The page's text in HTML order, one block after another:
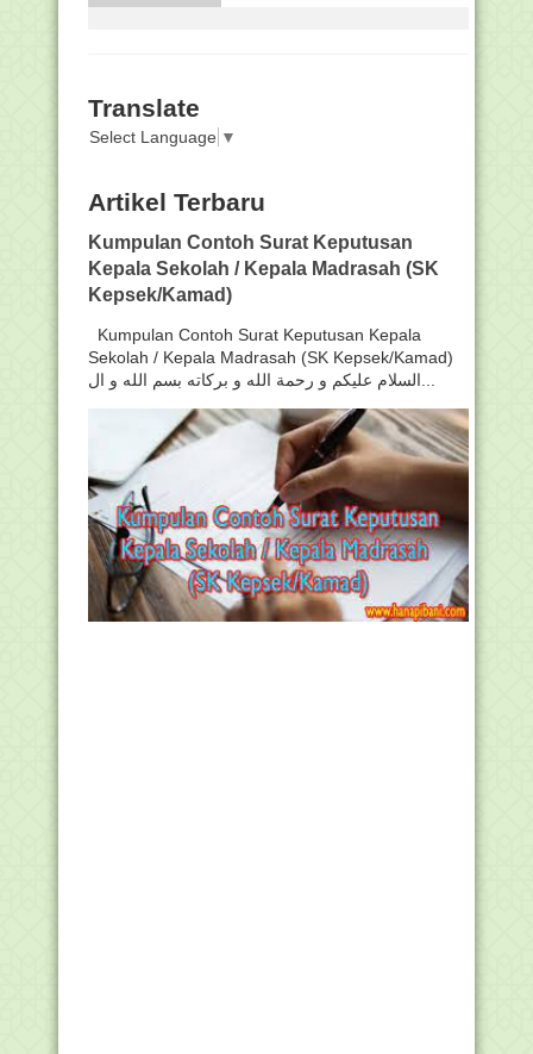
Translate
Select Language ▼
Artikel Terbaru
Kumpulan Contoh Surat Keputusan
Kepala Sekolah / Kepala Madrasah (SK
Kepsek/Kamad)
Kumpulan Contoh Surat Keputusan Kepala
Sekolah / Kepala Madrasah (SK Kepsek/Kamad)